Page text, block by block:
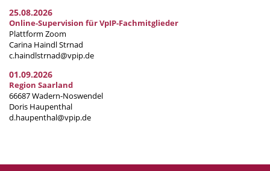
25.08.2026
Online-Supervision für VpIP-Fachmitglieder
Plattform Zoom
Carina Haindl Strnad
c.haindlstrnad@vpip.de
01.09.2026
Region Saarland
66687 Wadern-Noswendel
Doris Haupenthal
d.haupenthal@vpip.de